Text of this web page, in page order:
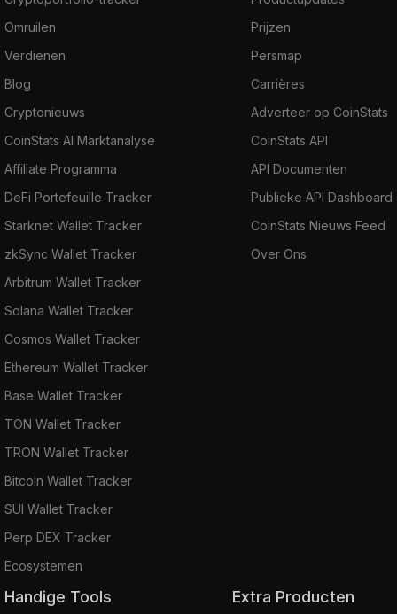
Omruilen
Verdienen
Blog
Cryptonieuws
CoinStats AI Marktanalyse
Affiliate Programma
DeFi Portefeuille Tracker
Starknet Wallet Tracker
zkSync Wallet Tracker
Arbitrum Wallet Tracker
Solana Wallet Tracker
Cosmos Wallet Tracker
Ethereum Wallet Tracker
Base Wallet Tracker
TON Wallet Tracker
TRON Wallet Tracker
Bitcoin Wallet Tracker
SUI Wallet Tracker
Perp DEX Tracker
Ecosystemen
Prijzen
Persmap
Carrières
Adverteer op CoinStats
CoinStats API
API Documenten
Publieke API Dashboard
CoinStats Nieuws Feed
Over Ons
Handige Tools Extra Producten